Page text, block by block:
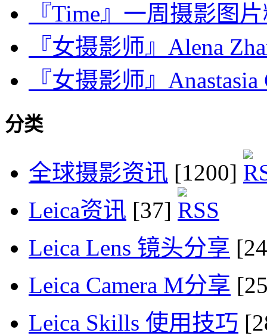
『Time』一周摄影图
『女摄影师』Alena
『女摄影师』
分类
全球摄影资讯 [1200]
Leica资讯 [37]
Leica Lens 镜头分享
Leica Camera M分享
Leica Skills 使用技巧